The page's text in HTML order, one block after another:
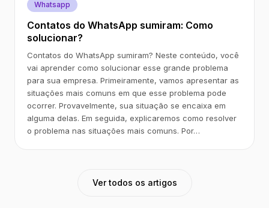
Whatsapp
Contatos do WhatsApp sumiram: Como
solucionar?
Contatos do WhatsApp sumiram? Neste conteúdo, você
vai aprender como solucionar esse grande problema
para sua empresa. Primeiramente, vamos apresentar as
situações mais comuns em que esse problema pode
ocorrer. Provavelmente, sua situação se encaixa em
alguma delas. Em seguida, explicaremos como resolver
o problema nas situações mais comuns. Por…
Ver todos os artigos